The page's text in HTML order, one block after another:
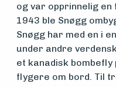
midler
Vern,
vedlikehold
og var opprinnelig
1943 ble Snøgg
Snøgg har med en i
under andre
et kanadisk bombefly
flygere om bord. Til